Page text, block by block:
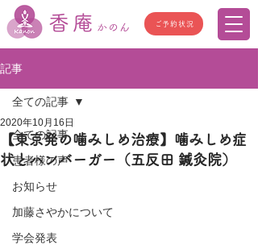
香庵 かのん ご予約状況
記事
全ての記事
患者様の声
お知らせ
加藤さやかについて
学会発表
全ての記事
【東京発の噛みしめ治療】噛みしめ症
状とハンバーガー（五反田 鍼灸院）
2020年10月16日